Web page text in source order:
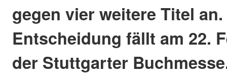
gegen vier weitere Titel
Entscheidung fällt am 22.
der Stuttgarter